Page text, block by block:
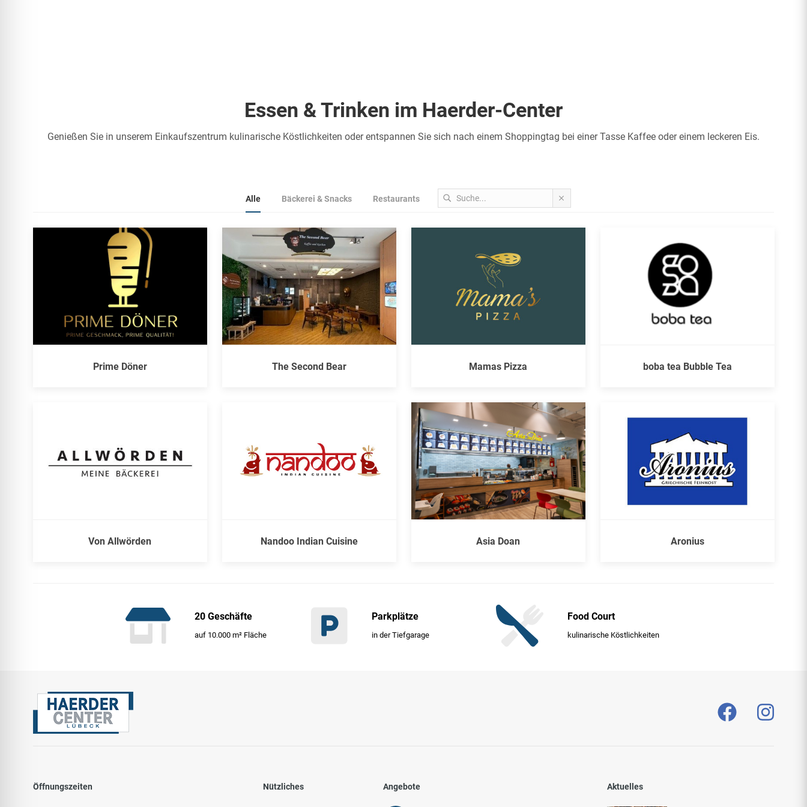
Essen & Trinken im Haerder-Center
Genießen Sie in unserem Einkaufszentrum kulinarische Köstlichkeiten oder entspannen Sie sich nach einem Shoppingtag bei einer Tasse Kaffee oder einem leckeren Eis.
Alle Bäckerei & Snacks Restaurants
Prime Döner The Second Bear Mamas Pizza boba tea Bubble Tea
Von Allwörden Nandoo Indian Cuisine Asia Doan Aronius
20 Geschäfte
auf 10.000 m² Fläche
Parkplätze
in der Tiefgarage
Food Court
kulinarische Köstlichkeiten
Öffnungszeiten Nützliches Angebote Aktuelles